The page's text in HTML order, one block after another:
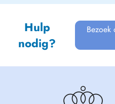
Hulp
nodig?